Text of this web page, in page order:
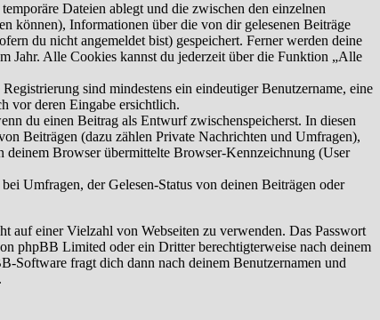
Dateien ablegt und die zwischen den einzelnen
können), Informationen über die von dir gelesenen Beiträge
du nicht angemeldet bist) gespeichert. Ferner werden deine
Jahr. Alle Cookies kannst du jederzeit über die Funktion „Alle
sind mindestens ein eindeutiger Benutzername, eine
vor deren Eingabe ersichtlich.
du einen Beitrag als Entwurf zwischenspeicherst. In diesen
Beiträgen (dazu zählen Private Nachrichten und Umfragen),
Browser übermittelte Browser-Kennzeichnung (User
Umfragen, der Gelesen-Status von deinen Beiträgen oder
auf einer Vielzahl von Webseiten zu verwenden. Das Passwort
phpBB Limited oder ein Dritter berechtigterweise nach deinem
Software fragt dich dann nach deinem Benutzernamen und